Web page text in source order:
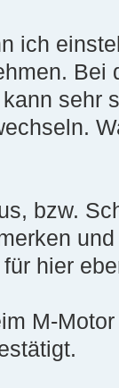
ich
Bei
sehr
bzw.
hier
M-